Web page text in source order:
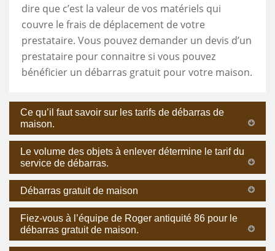
dire que c’est la valeur de vos matériels qui
couvre le frais de déplacement de votre
prestataire. Vous pouvez demander un devis d’un
prestataire pour connaitre si vous pouvez
bénéficier un débarras gratuit pour votre maison.
Ce qu’il faut savoir sur les tarifs de débarras de
maison.
Le volume des objets à enlever détermine le tarif du
service de débarras.
Débarras gratuit de maison
Fiez-vous à l’équipe de Roger antiquité 86 pour le
débarras gratuit de maison.